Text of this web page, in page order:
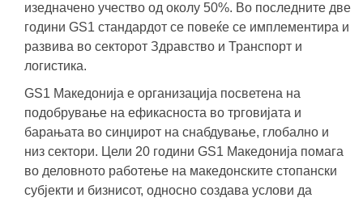
изедначено учество од околу 50%. Во последните две
години GS1 стандардот се повеќе се имплементира и
развива во секторот Здравство и Транспорт и
логистика.
GS1 Македонија е организација посветена на
подобрување на ефикасноста во трговијата и
барањата во синџирот на снабдување, глобално и
низ сектори. Цели 20 години GS1 Македонија помага
во деловното работење на македонските стопански
субјекти и бизнисот, односно создава услови да